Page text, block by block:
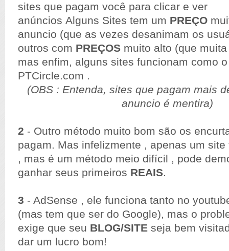
sites que pagam você para clicar e ver
anúncios Alguns Sites tem um PREÇO
anuncio (que as vezes desanimam os
outros com PREÇOS muito alto (que
mas enfim, alguns sites funcionam como
PTCircle.com .
(OBS : Entenda, sites que pagam mais
anuncio é mentira)
2 - Outro método muito bom são os
pagam. Mas infelizmente , apenas um
, mas é um método meio difícil , pode
ganhar seus primeiros REAIS.
3 - AdSense , ele funciona tanto no
(mas tem que ser do Google), mas o
exige que seu BLOG/SITE seja bem
dar um lucro bom!